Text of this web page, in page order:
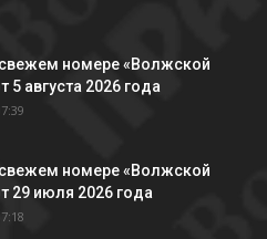
свежем номере «Волжской
5 августа 2026 года
свежем номере «Волжской
29 июля 2026 года